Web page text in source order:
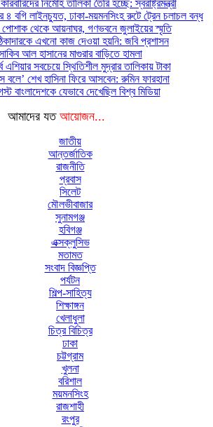
নির্মোহ তালিকা তৈরি হচ্ছে: স্বরাষ্ট্রমন্ত্রী
৪ বগি লাইনচ্যুত, ঢাকা-ময়মনসিংহ রুটে ট্রেন চলাচল বন্ধ
পোশাক থেকে আয়নাঘর, গণভবনে জুলাইয়ের স্মৃতি
এখনো কাজ দেওয়া হয়নি: জবি প্রশাসন
আল হাসানের মাগুরার বাড়িতে হামলা
এশিয়ার সবচেয়ে স্থিতিশীল মুদ্রার তালিকায় টাকা
বলে’ শেখ হাসিনা ফিরে আসবেন: রুমিন ফারহানা
বাংলাদেশকে যেভাবে দেখেছিল বিশ্ব মিডিয়া
আমাদের যত আয়োজন...
জাতীয়
আন্তর্জাতিক
রাজনীতি
প্রবাস
সিলেট
মৌলভীবাজার
সুনামগঞ্জ
হবিগঞ্জ
এক্সক্লুসিভ
মতামত
সংবাদ বিজ্ঞপ্তি
পর্যটন
শিল্প-সাহিত্য
শিক্ষাঙ্গন
খেলাধুলা
চিত্র বিচিত্র
ঢাকা
চট্টগ্রাম
খুলনা
বরিশাল
ময়মনসিংহ
রাজশাহী
রংপুর